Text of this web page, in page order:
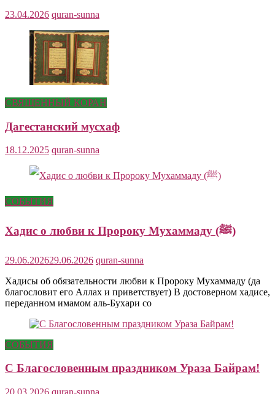
23.04.2026 quran-sunna
СВЯЩЕННЫЙ КОРАН
Дагестанский мусхаф
18.12.2025 quran-sunna
СОБЫТИЯ
Хадис о любви к Пророку Мухаммаду (ﷺ)
29.06.202629.06.2026 quran-sunna
Хадисы об обязательности любви к Пророку Мухаммаду (да
благословит его Аллах и приветствует) В достоверном хадисе,
переданном имамом аль-Бухари со
СОБЫТИЯ
С Благословенным праздником Ураза Байрам!